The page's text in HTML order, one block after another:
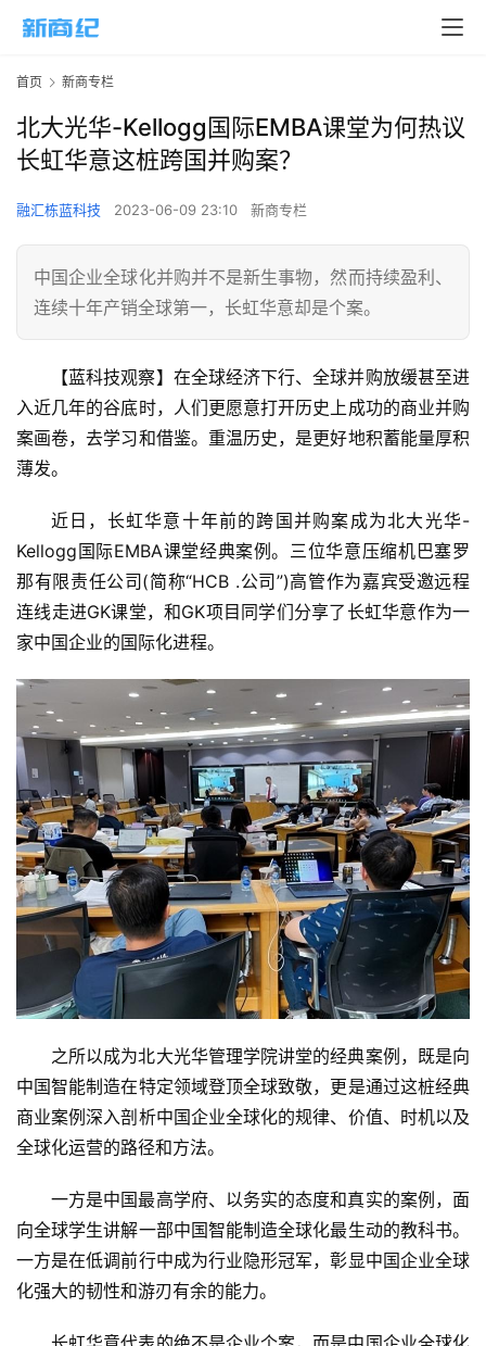
首页 新商专栏
北大光华-Kellogg国际EMBA课堂为何热议
长虹华意这桩跨国并购案？
融汇栋蓝科技 2023-06-09 23:10 新商专栏
中国企业全球化并购并不是新生事物，然而持续盈利、
连续十年产销全球第一，长虹华意却是个案。
【蓝科技观察】在全球经济下行、全球并购放缓甚至进
入近几年的谷底时，人们更愿意打开历史上成功的商业并购
案画卷，去学习和借鉴。重温历史，是更好地积蓄能量厚积
薄发。
近日，长虹华意十年前的跨国并购案成为北大光华-
Kellogg国际EMBA课堂经典案例。三位华意压缩机巴塞罗
那有限责任公司(简称“HCB .公司”)高管作为嘉宾受邀远程
连线走进GK课堂，和GK项目同学们分享了长虹华意作为一
家中国企业的国际化进程。
之所以成为北大光华管理学院讲堂的经典案例，既是向
中国智能制造在特定领域登顶全球致敬，更是通过这桩经典
商业案例深入剖析中国企业全球化的规律、价值、时机以及
全球化运营的路径和方法。
一方是中国最高学府、以务实的态度和真实的案例，面
向全球学生讲解一部中国智能制造全球化最生动的教科书。
一方是在低调前行中成为行业隐形冠军，彰显中国企业全球
化强大的韧性和游刃有余的能力。